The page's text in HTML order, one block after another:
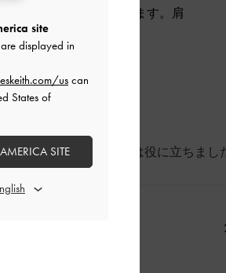
出かけまで幅広く使えます。肩
かった
このレビューは役に立ちまし
site
displayed in
uscan
States of
SITE